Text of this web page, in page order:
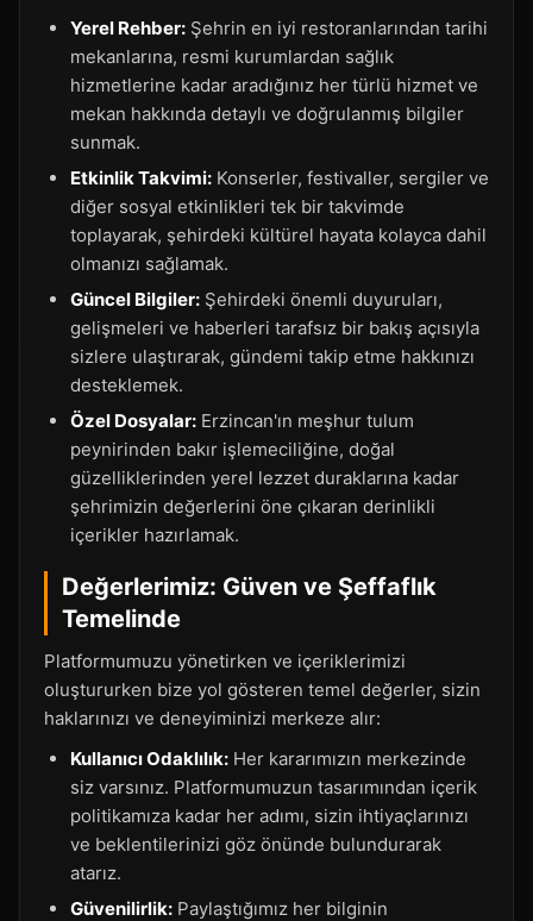
Yerel Rehber: Şehrin en iyi restoranlarından tarihi
mekanlarına, resmi kurumlardan sağlık
hizmetlerine kadar aradığınız her türlü hizmet ve
mekan hakkında detaylı ve doğrulanmış bilgiler
sunmak.
Etkinlik Takvimi: Konserler, festivaller, sergiler ve
diğer sosyal etkinlikleri tek bir takvimde
toplayarak, şehirdeki kültürel hayata kolayca dahil
olmanızı sağlamak.
Güncel Bilgiler: Şehirdeki önemli duyuruları,
gelişmeleri ve haberleri tarafsız bir bakış açısıyla
sizlere ulaştırarak, gündemi takip etme hakkınızı
desteklemek.
Özel Dosyalar: Erzincan'ın meşhur tulum
peynirinden bakır işlemeciliğine, doğal
güzelliklerinden yerel lezzet duraklarına kadar
şehrimizin değerlerini öne çıkaran derinlikli
içerikler hazırlamak.
Değerlerimiz: Güven ve Şeffaflık
Temelinde
Platformumuzu yönetirken ve içeriklerimizi
oluştururken bize yol gösteren temel değerler, sizin
haklarınızı ve deneyiminizi merkeze alır:
Kullanıcı Odaklılık: Her kararımızın merkezinde
siz varsınız. Platformumuzun tasarımından içerik
politikamıza kadar her adımı, sizin ihtiyaçlarınızı
ve beklentilerinizi göz önünde bulundurarak
atarız.
Güvenilirlik: Paylaştığımız her bilginin